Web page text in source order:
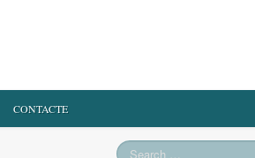
CONTACTE